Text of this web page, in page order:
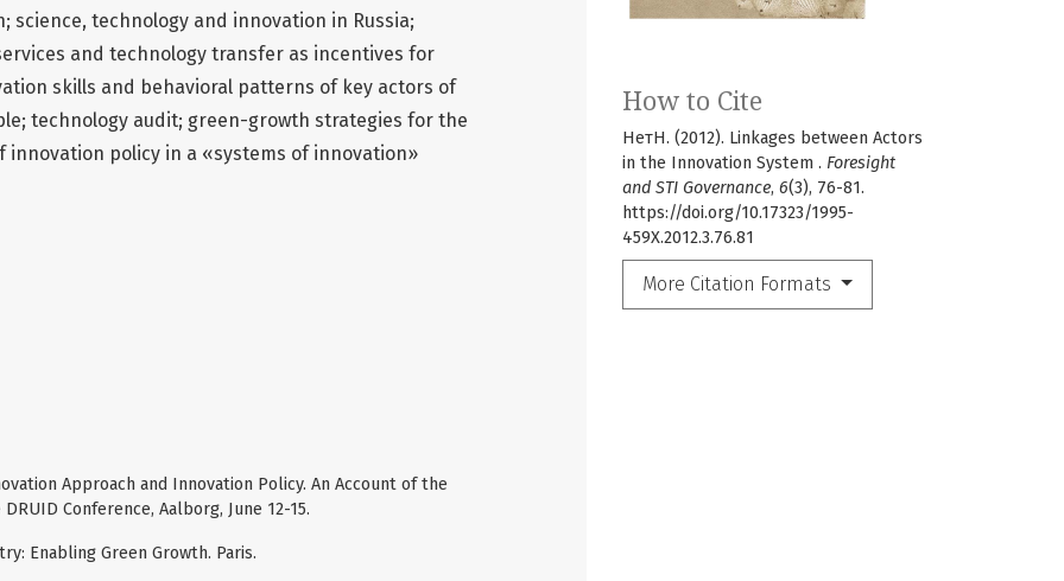
How to Cite
НетН. (2012). Linkages between Actors
in the Innovation System . Foresight
and STI Governance, 6(3), 76-81.
https://doi.org/10.17323/1995-
459X.2012.3.76.81
More Citation Formats
science, technology and innovation in Russia;
and technology transfer as incentives for
skills and behavioral patterns of key actors of
technology audit; green-growth strategies for the
innovation policy in a «systems of innovation»
Approach and Innovation Policy. An Account of the
Conference, Aalborg, June 12-15.
Enabling Green Growth. Paris.